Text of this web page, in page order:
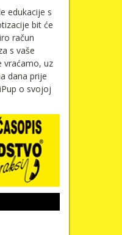
edukacije s
bit će
račun
s vaše
vraćamo, uz
dana prije
o svojoj